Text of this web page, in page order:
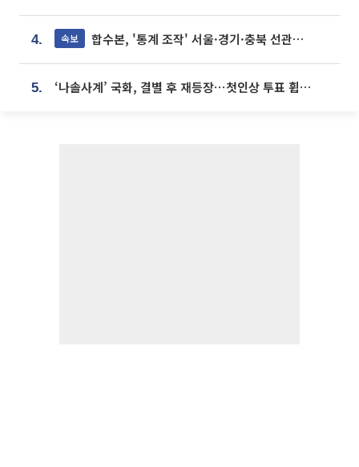
4. 속보 합수본, '통계 조작' 서울·경기·충북 선관위 등 추가 압수수색
5. ‘나솔사계’ 국화, 결별 후 재등장⋯첫인상 투표 휩쓸고 ‘인기녀’ 등극